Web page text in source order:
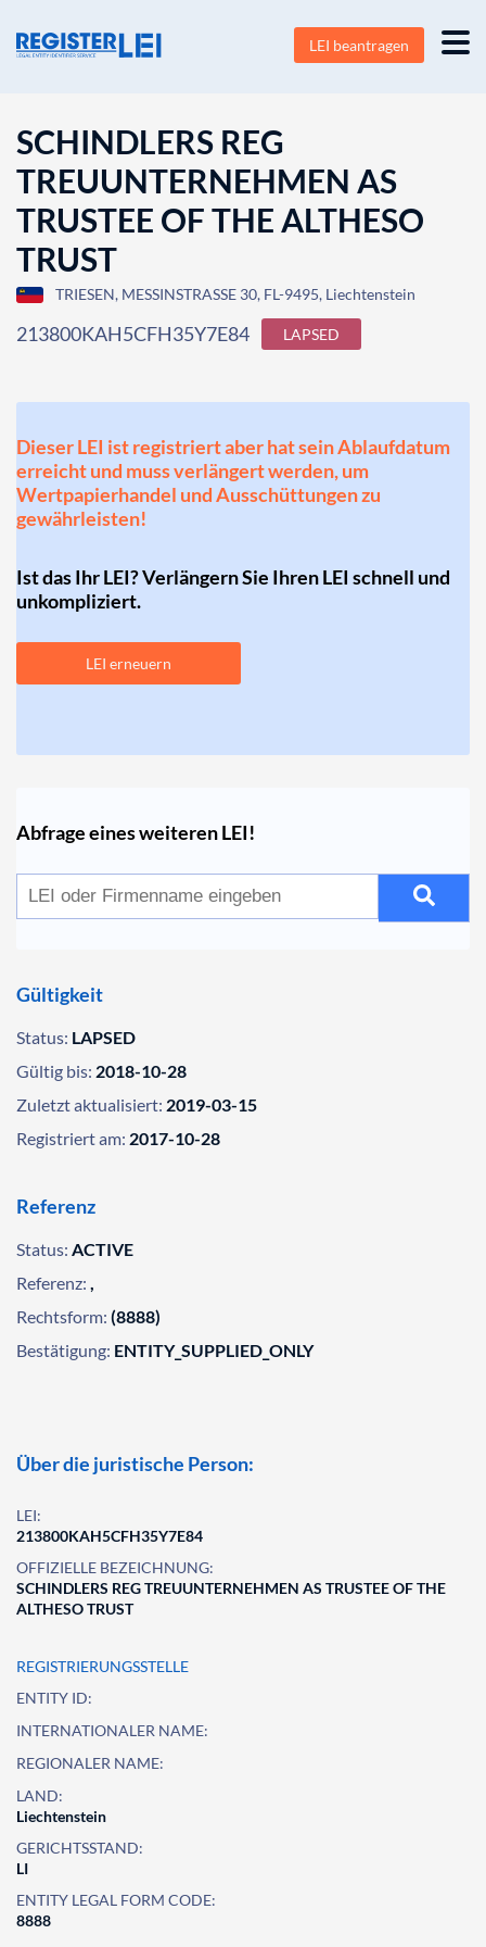
LEI beantragen
SCHINDLERS REG
TREUUNTERNEHMEN AS
TRUSTEE OF THE ALTHESO
TRUST
TRIESEN, MESSINSTRASSE 30, FL-9495, Liechtenstein
213800KAH5CFH35Y7E84 LAPSED
Dieser LEI ist registriert aber hat sein Ablaufdatum
erreicht und muss verlängert werden, um
Wertpapierhandel und Ausschüttungen zu
gewährleisten!
Ist das Ihr LEI? Verlängern Sie Ihren LEI schnell und
unkompliziert.
LEI erneuern
Abfrage eines weiteren LEI!
Gültigkeit
Status: LAPSED
Gültig bis: 2018-10-28
Zuletzt aktualisiert: 2019-03-15
Registriert am: 2017-10-28
Referenz
Status: ACTIVE
Referenz: ,
Rechtsform: (8888)
Bestätigung: ENTITY_SUPPLIED_ONLY
Über die juristische Person:
LEI:
213800KAH5CFH35Y7E84
OFFIZIELLE BEZEICHNUNG:
SCHINDLERS REG TREUUNTERNEHMEN AS TRUSTEE OF THE
ALTHESO TRUST
REGISTRIERUNGSSTELLE
ENTITY ID:
INTERNATIONALER NAME:
REGIONALER NAME:
LAND:
Liechtenstein
GERICHTSSTAND:
LI
ENTITY LEGAL FORM CODE:
8888